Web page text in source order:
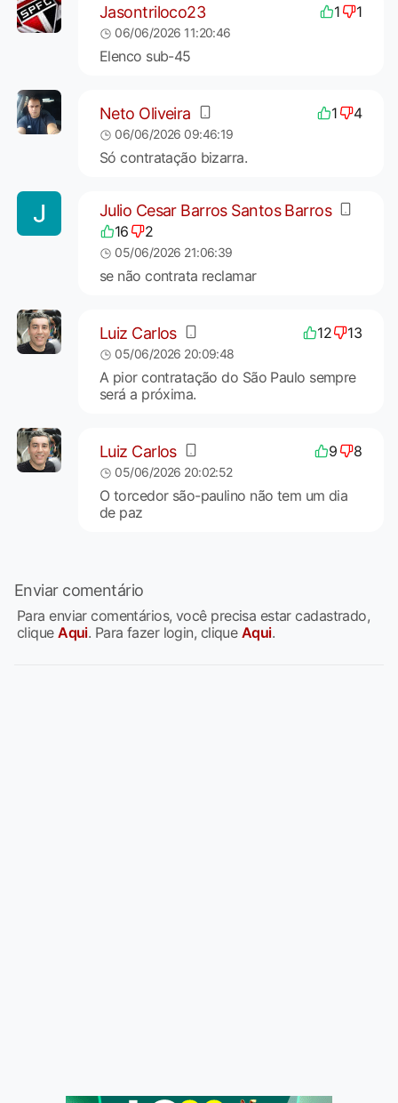
Jasontriloco23 1 1
06/06/2026 11:20:46
Elenco sub-45
Neto Oliveira 1 4
06/06/2026 09:46:19
Só contratação bizarra.
Julio Cesar Barros Santos Barros
16 2
05/06/2026 21:06:39
se não contrata reclamar
Luiz Carlos 12 13
05/06/2026 20:09:48
A pior contratação do São Paulo sempre
será a próxima.
Luiz Carlos 9 8
05/06/2026 20:02:52
O torcedor são-paulino não tem um dia
de paz
Enviar comentário
Para enviar comentários, você precisa estar cadastrado,
cliqueAqui. Para fazer login, clique Aqui.